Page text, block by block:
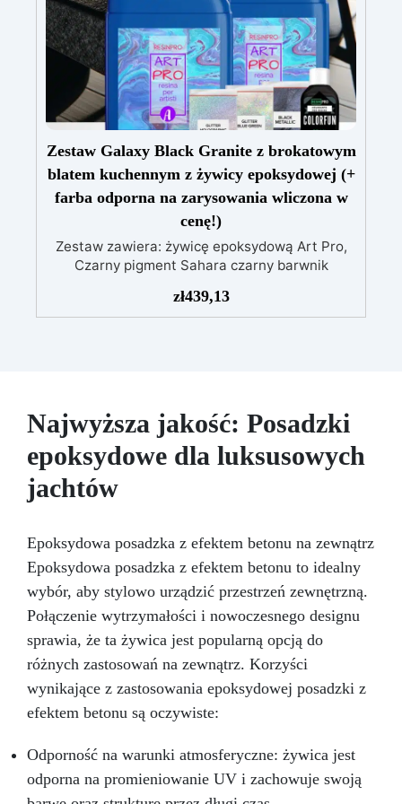
Zestaw Galaxy Black Granite z brokatowym
blatem kuchennym z żywicy epoksydowej (+
farba odporna na zarysowania wliczona w
cenę!)
Zestaw zawiera: żywicę epoksydową Art Pro,
Czarny pigment Sahara czarny barwnik
BROKAT niebiesko-zielony Farba Polishield
Gloss 100 odporna na zarysowania alkohol
żywicy epoksydowej. Ten zestaw oferuje
nowoczesną i luksusową estetykę, dodając
nutę wyrafinowania do Twojej przestrzeni
kulinarnej. Granit Black Galaxy, z jego lśniącymi
drobinkami, tworzy zaskakujący efekt wizualny,
epoksydowej, ten zestaw zapewnia solidną
powierzchnię, odporną na uderzenia i łatwą do
utrzymania w czystości. Łatwy w instalacji i
gwarantujący profesjonalny efekt, nasz zestaw
jest idealny zarówno do projektów
renowacyjnych, jak i do majsterkowania.
Przekształć swoją kuchnię w elegancką i
funkcjonalną przestrzeń dzięki naszemu
zestawowi Granit Black Galaxy do blatu
roboczego z żywicy epoksydowej i pozwól, aby
zł439,13
Najwyższa jakość: Posadzki
epoksydowe dla luksusowych
jachtów
Epoksydowa posadzka z efektem betonu na zewnątrz
Epoksydowa posadzka z efektem betonu to idealny
wybór, aby stylowo urządzić przestrzeń zewnętrzną.
Połączenie wytrzymałości i nowoczesnego designu
sprawia, że ta żywica jest popularną opcją do
różnych zastosowań na zewnątrz. Korzyści
wynikające z zastosowania epoksydowej posadzki z
efektem betonu są oczywiste:
Odporność na warunki atmosferyczne: żywica jest
odporna na promieniowanie UV i zachowuje swoją